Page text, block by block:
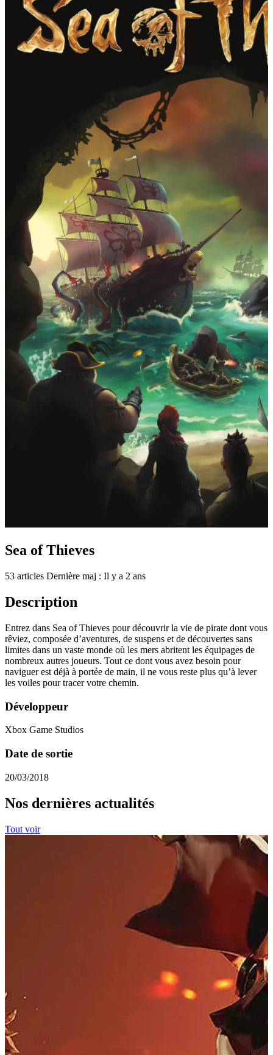
Sea of Thieves
53 articles Dernière maj : Il y a 2 ans
Description
Entrez dans Sea of Thieves pour découvrir la vie de pirate dont vous
rêviez, composée d’aventures, de suspens et de découvertes sans
limites dans un vaste monde où les mers abritent les équipages de
nombreux autres joueurs. Tout ce dont vous avez besoin pour
naviguer est déjà à portée de main, il ne vous reste plus qu’à lever
les voiles pour tracer votre chemin.
Développeur
Xbox Game Studios
Date de sortie
20/03/2018
Nos dernières actualités
Tout voir